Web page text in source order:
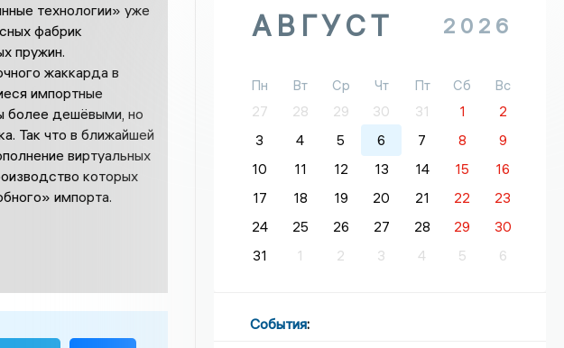
технологии» уже
фабрик
пружин.
жаккарда в
импортные
более дешёвыми, но
Так что в ближайшей
виртуальных
которых
импорта.
АВГУСТ 2026
Пн Вт Ср Чт Пт Сб
Вс
27
28 29 30 31 1
2
3
4 5 6 7 8
9
10
11 12 13 14 15
16
17
18 19 20 21 22
23
24
25 26 27 28 29
30
31
1 2 3 4 5 6
События: